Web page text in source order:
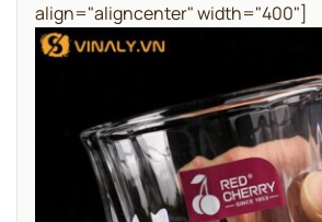
align="aligncenter" width="400"]